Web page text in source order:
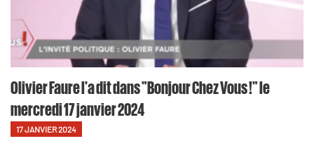
Olivier Faure l'a dit dans "Bonjour Chez Vous !" le
mercredi 17 janvier 2024
17 JANVIER 2024